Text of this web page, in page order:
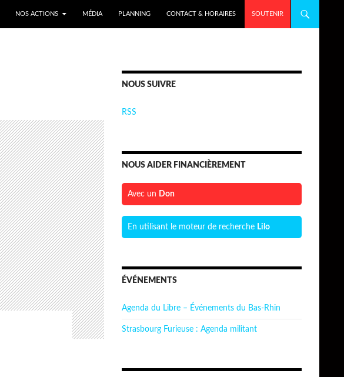
NOS ACTIONS MÉDIA PLANNING CONTACT & HORAIRES SOUTENIR
NOUS SUIVRE
RSS
NOUS AIDER FINANCIÈREMENT
Avec un Don
En utilisant le moteur de recherche Lilo
ÉVÉNEMENTS
Agenda du Libre – Événements du Bas-Rhin
Strasbourg Furieuse : Agenda militant